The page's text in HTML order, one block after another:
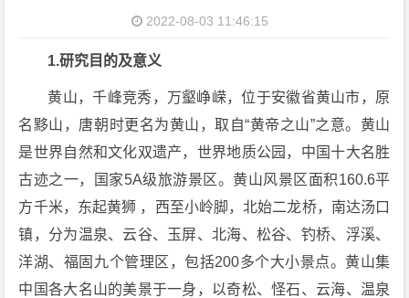
2022-08-03 11:46:15
1.研究目的及意义
黄山，千峰竞秀，万壑峥嵘，位于安徽省黄山市，原
名黟山，唐朝时更名为黄山，取自“黄帝之山”之意。黄山
是世界自然和文化双遗产，世界地质公园，中国十大名胜
古迹之一，国家5A级旅游景区。黄山风景区面积160.6平
方千米，东起黄狮 ，西至小岭脚，北始二龙桥，南达汤口
镇，分为温泉、云谷、玉屏、北海、松谷、钓桥、浮溪、
洋湖、福固九个管理区，包括200多个大小景点。黄山集
中国各大名山的美景于一身，以奇松、怪石、云海、温泉